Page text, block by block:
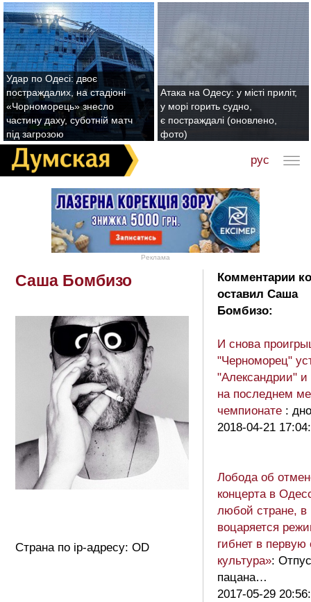
Удар по Одесі: двоє
постраждалих, на стадіоні
«Чорноморець» знесло
частину даху, суботній матч
під загрозою
Атака на Одесу: у місті приліт,
у морі горить судно,
є постраждалі (оновлено,
фото)
рус
Реклама
Саша Бомбизо
Страна по ip-адресу: OD
Комментарии
оставил Саша
Бомбизо:
И снова
"Черноморец"
"Александрии" и
на последнем
чемпионате : дно
2018-04-21
Лобода об
концерта в
любой стране, в
воцаряется
гибнет в первую
культура»:
пацана…
2017-05-29